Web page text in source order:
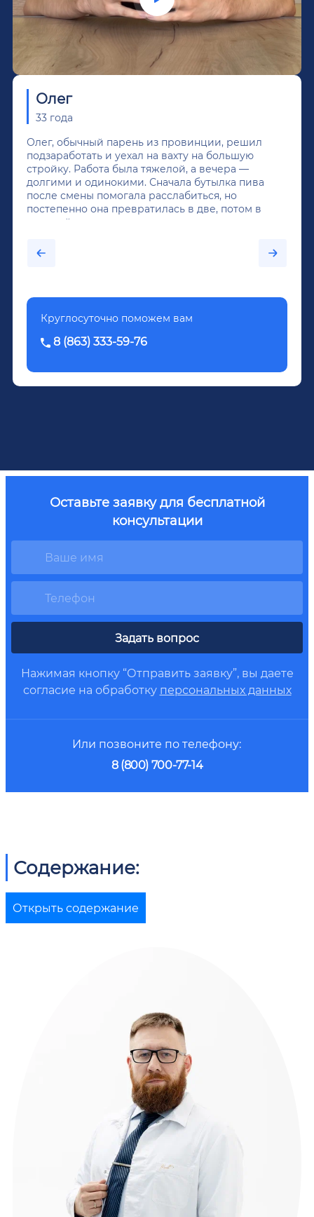
Олег
33 года
Олег, обычный парень из провинции, решил
подзаработать и уехал на вахту на большую
стройку. Работа была тяжелой, а вечера —
долгими и одинокими. Сначала бутылка пива
после смены помогала расслабиться, но
постепенно она превратилась в две, потом в
крепкий алкоголь, и вот он уже пил почти
было назначено кодирование по методу
Довженко.
Круглосуточно поможем вам
8 (863) 333-59-76
Оставьте заявку для бесплатной
консультации
Задать вопрос
Нажимая кнопку “Отправить заявку”, вы даете
согласие на обработку персональных данных
Или позвоните по телефону:
8 (800) 700-77-14
Содержание:
Открыть содержание